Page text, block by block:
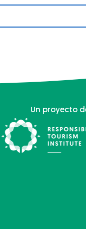
Un proyecto